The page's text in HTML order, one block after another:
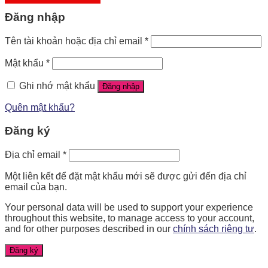
Đăng nhập
Tên tài khoản hoặc địa chỉ email *
Mật khẩu *
Ghi nhớ mật khẩu Đăng nhập
Quên mật khẩu?
Đăng ký
Địa chỉ email *
Một liên kết để đặt mật khẩu mới sẽ được gửi đến địa chỉ
email của bạn.
Your personal data will be used to support your experience
throughout this website, to manage access to your account,
and for other purposes described in our chính sách riêng tư.
Đăng ký